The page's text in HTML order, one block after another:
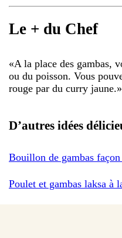
Le + du Chef
«A la place des gambas,
ou du poisson. Vous
rouge par du curry jaune.»
D’autres idées
Bouillon de gambas
Poulet et gambas laksa à